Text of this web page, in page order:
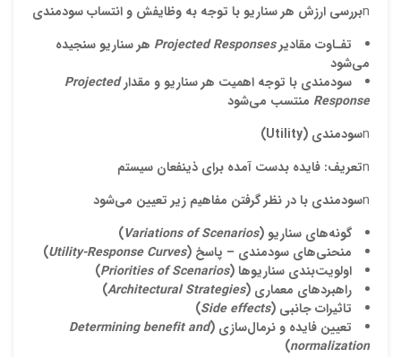
nبررسي ارزش هر سناريو با توجه به وظايفش و انتساب سودمندي
تفـاوت مقاديرProjected Responses هر سناريو سنجيده
مي‌شود
سودمندي با توجه اهميت هر سناريو و مقدارProjected
Response منتسب مي‌شود
nسودمندي (Utility
)
nتعريف: فايده بدست آمده براي ذينفعان سيستم
nسودمندي با در نظر گرفتن مفاهيم زير تعيين مي‌شود
گونه‌هاي سناريو (Variations of Scenarios
)
منحني‌هاي سودمندي – پاسخ (Utility-Response Curves
)
اولويت‌بندي سناريوها (Priorities of Scenarios
)
راهبردهاي معماري (Architectural Strategies
)
تاثيرات جانبي (Side effects
)
تعيين فايده و نرمال‌سازي (Determining benefit and
normalization
)